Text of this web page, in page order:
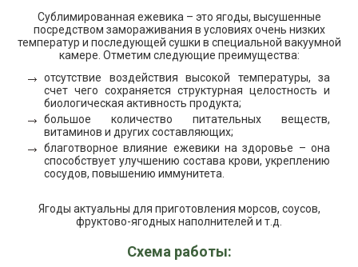
Сублимированная ежевика – это ягоды, высушенные
посредством замораживания в условиях очень низких
температур и последующей сушки в специальной вакуумной
камере. Отметим следующие преимущества:
отсутствие воздействия высокой температуры, за
счет чего сохраняется структурная целостность и
биологическая активность продукта;
большое количество питательных веществ,
витаминов и других составляющих;
благотворное влияние ежевики на здоровье – она
способствует улучшению состава крови, укреплению
сосудов, повышению иммунитета.
Ягоды актуальны для приготовления морсов, соусов,
фруктово-ягодных наполнителей и т.д.
Схема работы: